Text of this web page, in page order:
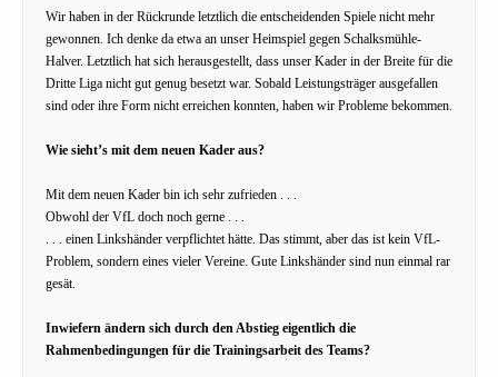
Wir haben in der Rückrunde letztlich die entscheidenden Spiele nicht mehr
gewonnen. Ich denke da etwa an unser Heimspiel gegen Schalksmühle-
Halver. Letztlich hat sich herausgestellt, dass unser Kader in der Breite für die
Dritte Liga nicht gut genug besetzt war. Sobald Leistungsträger ausgefallen
sind oder ihre Form nicht erreichen konnten, haben wir Probleme bekommen.
Wie sieht’s mit dem neuen Kader aus?
Mit dem neuen Kader bin ich sehr zufrieden . . .
Obwohl der VfL doch noch gerne . . .
. . . einen Linkshänder verpflichtet hätte. Das stimmt, aber das ist kein VfL-
Problem, sondern eines vieler Vereine. Gute Linkshänder sind nun einmal rar
gesät.
Inwiefern ändern sich durch den Abstieg eigentlich die
Rahmenbedingungen für die Trainingsarbeit des Teams?